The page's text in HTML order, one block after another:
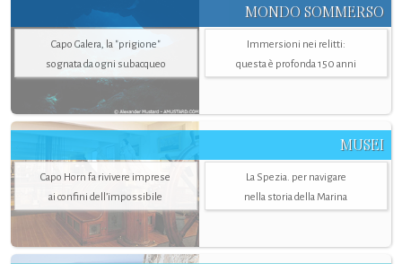
MONDO SOMMERSO
Capo Galera, la "prigione"
sognata da ogni subacqueo
Immersioni nei relitti:
questa è profonda 150 anni
MUSEI
Capo Horn fa rivivere imprese
ai confini dell’impossibile
La Spezia. per navigare
nella storia della Marina